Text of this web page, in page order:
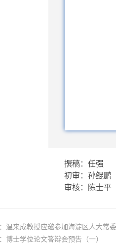
撰稿：任强
初审：孙鲲鹏
审核：
陈士平
温来成教授应邀参加海淀区人大常
博士学位论文答辩会预告（一）